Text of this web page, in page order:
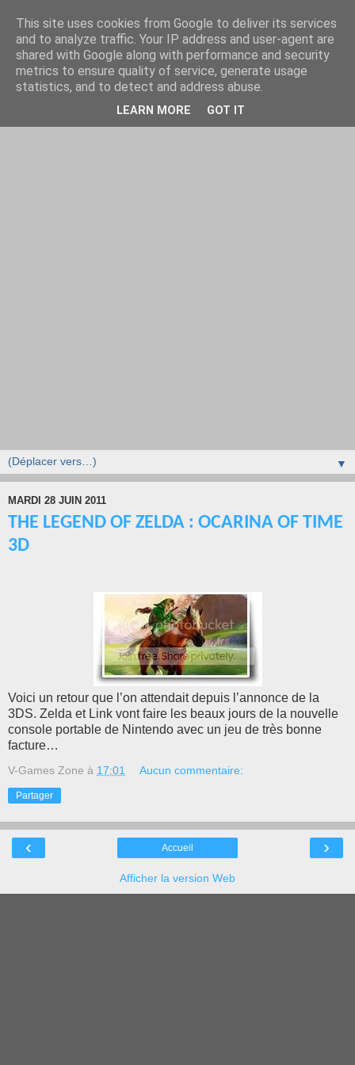
▼
MARDI 28 JUIN 2011
THE LEGEND OF ZELDA : OCARINA OF TIME
3D
Voici un retour que l’on attendait depuis l’annonce de la
3DS. Zelda et Link vont faire les beaux jours de la nouvelle
console portable de Nintendo avec un jeu de très bonne
facture…
V-Games Zone à 17:01 Aucun commentaire:
Partager
‹ ›
Accueil
Afficher la version Web
This site uses cookies from Google to deliver its services
and to analyze traffic. Your IP address and user-agent are
shared with Google along with performance and security
metrics to ensure quality of service, generate usage
statistics, and to detect and address abuse.
LEARN MORE GOT IT